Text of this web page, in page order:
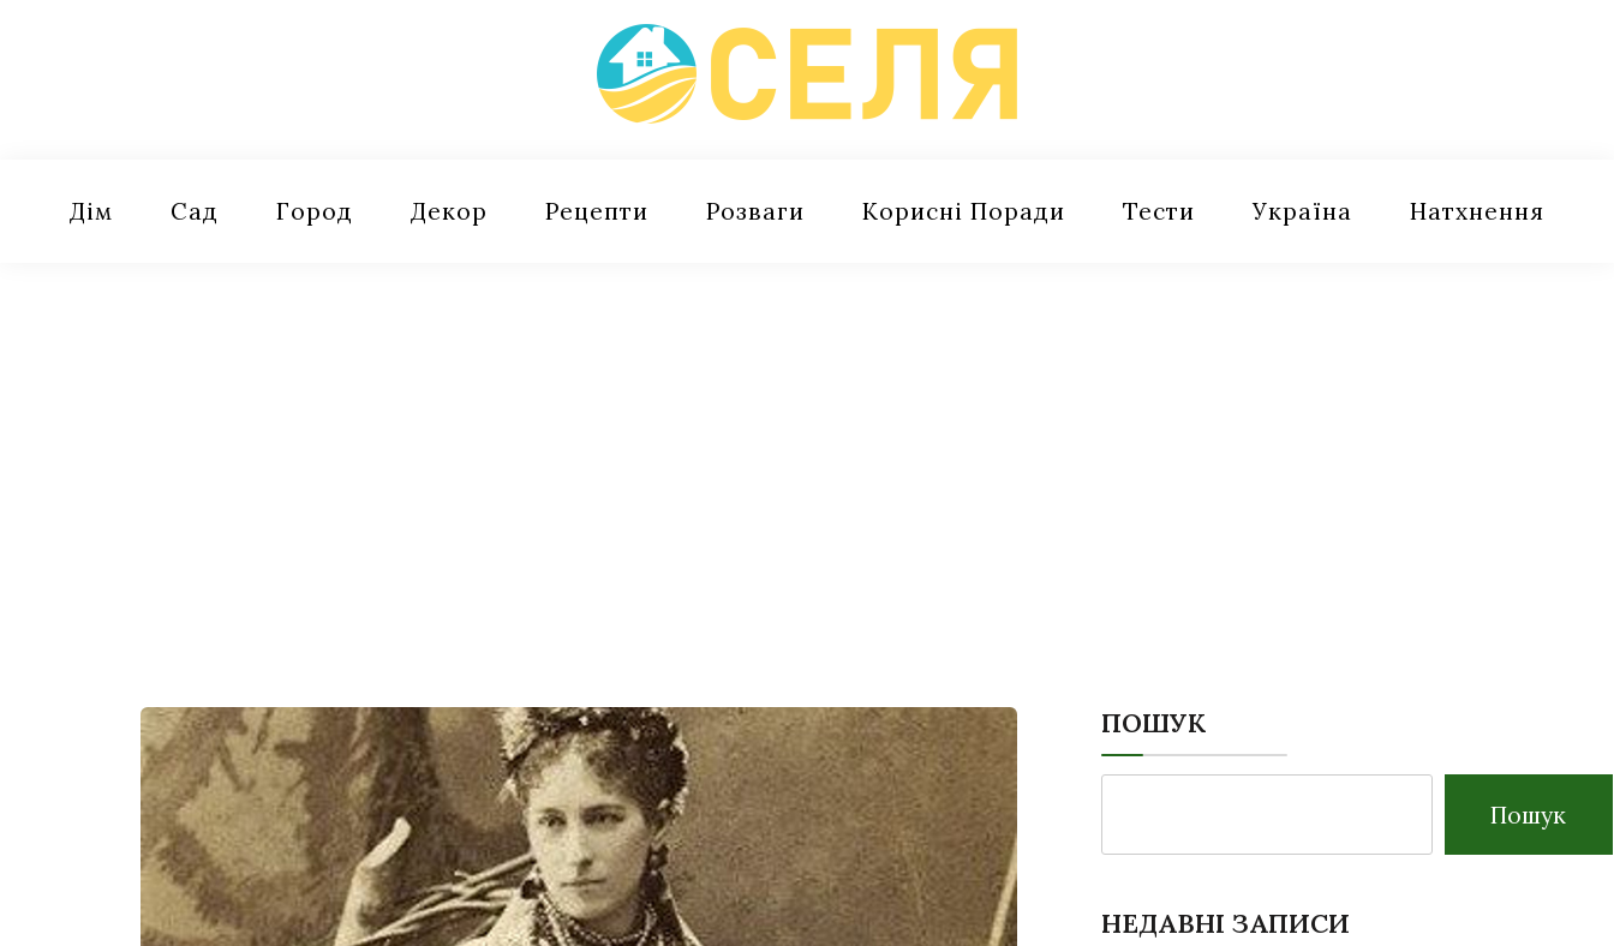
Дім Сад Город Декор Рецепти Розваги Корисні Поради Тести Україна Натхнення
ПОШУК
Пошук
НЕДАВНІ ЗАПИСИ